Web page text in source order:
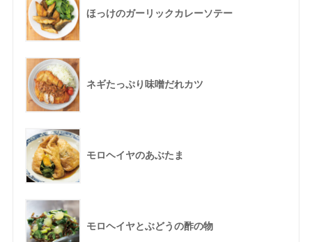
ほっけのガーリックカレーソテー
ネギたっぷり味噌だれカツ
モロヘイヤのあぶたま
モロヘイヤとぶどうの酢の物